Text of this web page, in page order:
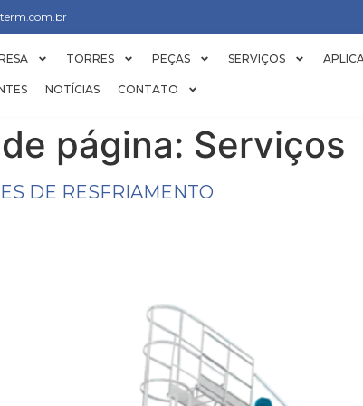
TORRES PEÇAS SERVIÇOS
NOTÍCIAS CONTATO
página: Serviços
DE RESFRIAMENTO